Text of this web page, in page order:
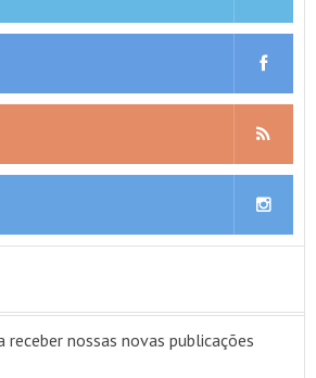
receber nossas novas publicações